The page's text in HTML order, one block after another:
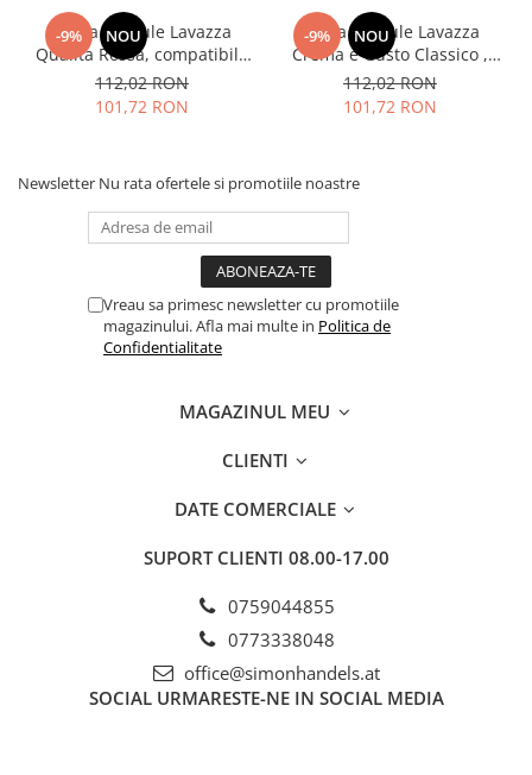
-9% NOU
Cafea capsule Lavazza
Qualita Rossa, compatibile
Nespresso, 80 buc
112,02 RON
101,72 RON
-9% NOU
Cafea capsule Lavazza
Crema e Gusto Classico ,
compatibile Nespresso, 80
buc
112,02 RON
101,72 RON
Newsletter Nu rata ofertele si promotiile noastre
Vreau sa primesc newsletter cu promotiile
magazinului. Afla mai multe in Politica de
Confidentialitate
MAGAZINUL MEU
CLIENTI
DATE COMERCIALE
SUPORT CLIENTI 08.00-17.00
0759044855
0773338048
office@simonhandels.at
SOCIAL URMARESTE-NE IN SOCIAL MEDIA